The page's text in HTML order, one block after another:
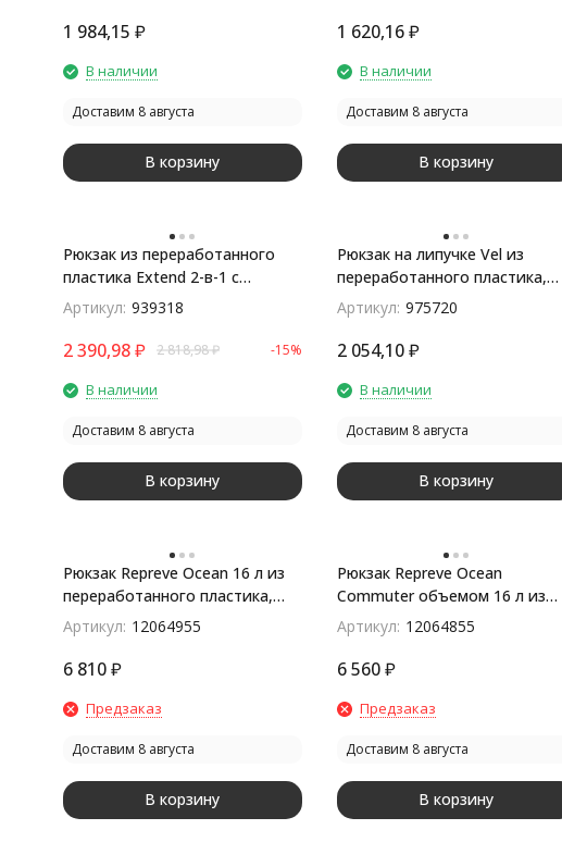
1 984,15 ₽
В наличии
Доставим 8 августа
В корзину
1 620,16₽
В наличии
Доставим 8 августа
В корзину
Рюкзак из переработанного
пластика Extend 2-в-1 с
поясной сумкой, серый
Артикул: 939318
2 390,98 ₽ 2 818,98₽ -15%
В наличии
Доставим 8 августа
В корзину
Рюкзак на липучке Vel из
переработанного пластика,
серый
Артикул: 975720
2 054,10₽
В наличии
Доставим 8 августа
В корзину
Рюкзак Repreve Ocean 16 л из
переработанного пластика,
соответствующего стандарту
GRS, темно-синий
Артикул: 12064955
6 810 ₽
Предзаказ
Доставим 8 августа
В корзину
Рюкзак Repreve Ocean
Commuter объемом 16 л из
переработанного пластика RP,
темно-синий
Артикул: 12064855
6 560₽
Предзаказ
Доставим 8 августа
В корзину